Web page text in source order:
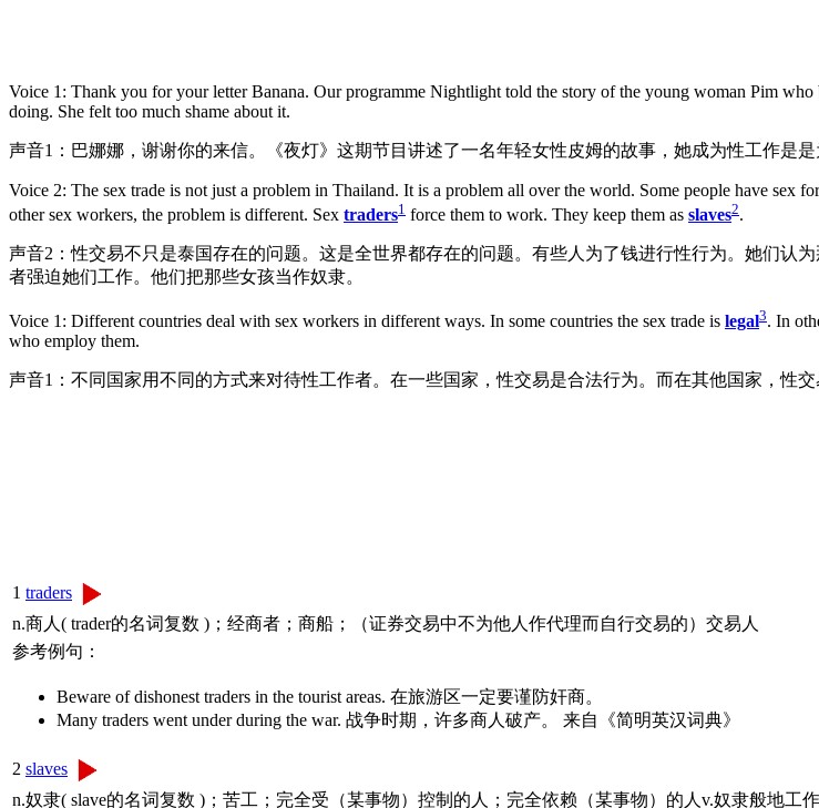
Voice 1: Thank you for your letter Banana. Our programme Nightlight told the story of the young woman Pim
doing. She felt too much shame about it.
声音1：巴娜娜，谢谢你的来信。《夜灯》这期节目讲述了一名年轻女性皮姆的故事，她成为性工作是
Voice 2: The sex trade is not just a problem in Thailand. It is a problem all over the world. Some people have sex
other sex workers, the problem is different. Sex traders1 force them to work. They keep them as slaves2.
声音2：性交易不只是泰国存在的问题。这是全世界都存在的问题。有些人为了钱进行性行为。她们认
者强迫她们工作。他们把那些女孩当作奴隶。
Voice 1: Different countries deal with sex workers in different ways. In some countries the sex trade is legal3. In
who employ them.
声音1：不同国家用不同的方式来对待性工作者。在一些国家，性交易是合法行为。而在其他国家，性
1 traders
n.商人( trader的名词复数 )；经商者；商船；（证券交易中不为他人作代理而自行交易的）交易人
参考例句：
Beware of dishonest traders in the tourist areas. 在旅游区一定要谨防奸商。
Many traders went under during the war. 战争时期，许多商人破产。 来自《简明英汉词典》
2 slaves
n.奴隶( slave的名词复数 )；苦工；完全受（某事物）控制的人；完全依赖（某事物）的人v.奴隶般地工